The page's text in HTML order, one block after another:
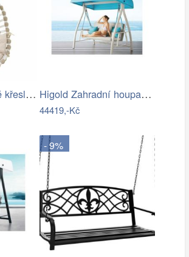
Proutěné závěsné křeslo Lena, bílý rám… Higold Zahradní houpačka HIGOLD Nofi…
44419,-Kč
- 9%